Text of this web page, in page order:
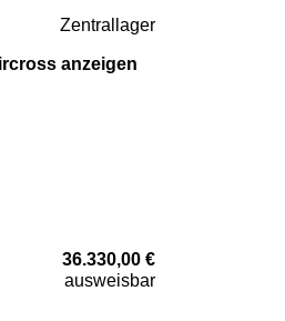
Zentrallager
anzeigen
36.330,00 €
ausweisbar